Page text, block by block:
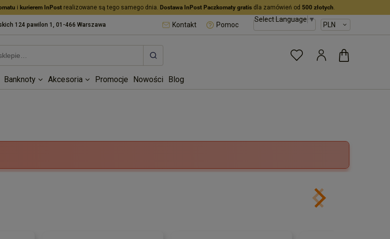
i kurierem InPost realizowane są tego samego dnia. Dostawa InPost Paczkomaty gratis dla zamówień od 500 złotych.
Select Language▼
124 pawilon 1, 01-466 Warszawa Kontakt Pomoc
Banknoty Akcesoria Promocje Nowości Blog